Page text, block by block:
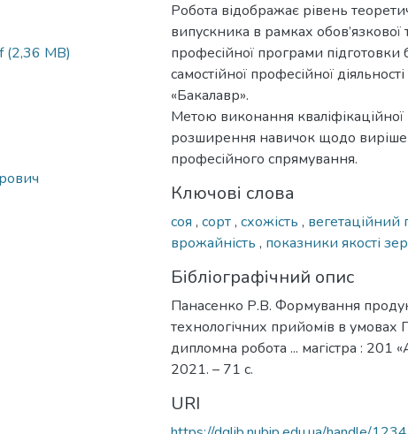
(2,36 MB)
Робота відображає рівень
випускника в рамках обов’язкової
професійної програми підготовки
самостійної професійної
«Бакалавр».
Метою виконання кваліфікаційної
розширення навичок щодо
професійного спрямування.
Ключові слова
соя , сорт, схожість , вегетаційний
врожайність , показники якості
Бібліографічний опис
Панасенко Р.В. Формування
технологічних прийомів в умовах
дипломна робота ... магістра : 201
2021. – 71 с.
URI